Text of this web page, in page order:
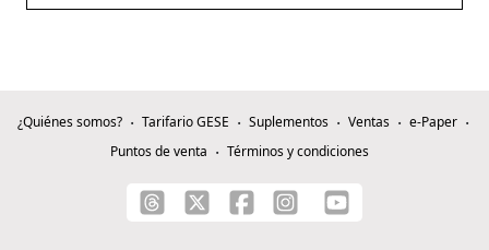
¿Quiénes somos? Tarifario GESE Suplementos Ventas
e-Paper
Puntos de venta
Términos y condiciones